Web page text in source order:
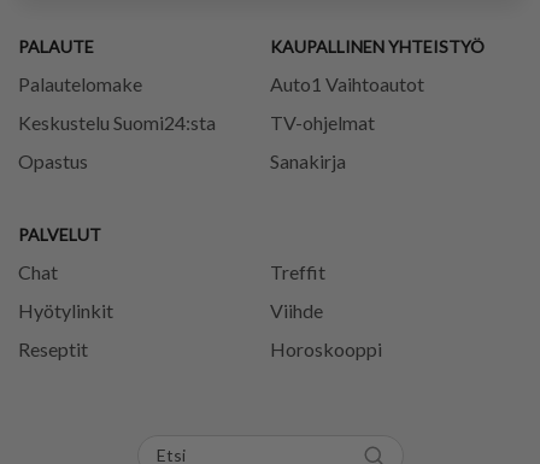
PALAUTE
Palautelomake
Keskustelu Suomi24:sta
Opastus
PALVELUT
Chat
Treffit
Hyötylinkit
Viihde
Reseptit
Horoskooppi
KAUPALLINEN YHTEISTYÖ
Auto1 Vaihtoautot
TV-ohjelmat
Sanakirja